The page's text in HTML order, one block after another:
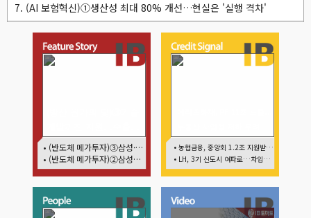
7. (AI 보험혁신)①생산성 최대 80% 개선…현실은 '실행 격차'
각자도생
• (반도체 메가투자)③삼성·SK, 호남 동시 출격…인력·협력사 쟁탈전
• (반도체 메가투자)②삼성전자 현금·SDI 차입…엇갈린 2655조 투자체력
• 농협금융, 중앙회 1.2조 지원받아 생산적금융 확대
• LH, 3기 신도시 여파로…차입금 109조까지 확대